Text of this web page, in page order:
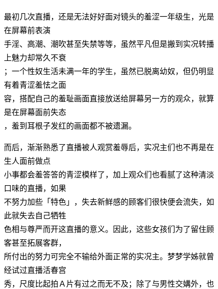
最初几次直播，还是无法好好面对镜头的羞涩一年级生，光是
在屏幕前表演
手淫、高潮、潮吹甚至失禁等等，虽然平凡但是搬到实况转播
上魅力却常久不衰
；一个性奴生活未满一年的学生，虽然已脱离幼奴，但仍明显
有着青涩羞怯之面
容，搭配自己的羞耻画面直接放送给屏幕另一方的观众，就算
是在屏幕面前失态
，羞到耳根子发红的画面都不被遗漏。
而后，渐渐熟悉了直播被人观赏羞辱后，实况主们也不再是在
生人面前做点
小事都会羞答答的青涩模样了，加上观众们也看腻了这种清淡
口味的直播，如果
不努力加些「特色」，失去新鲜感的顾客们很快便会流失，如
此就失去自己牺牲
色相与尊严而开这直播的意义。因此，这些女孩们为了留住顾
客甚至拓展客群，
所付出的努力可完全不输给外面正常的实况主。梦梦学姊就曾
经试过直播活春宫
秀，尺度比起拍Ａ片有过之而无不及；除了与男性交媾外，也